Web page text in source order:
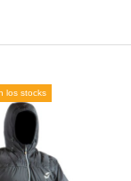
los stocks